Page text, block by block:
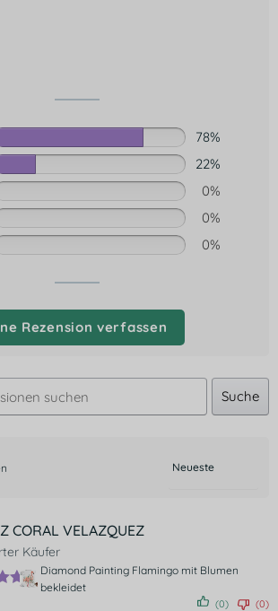
78%
22%
0%
0%
0%
Rezension verfassen
Suche
CORAL VELAZQUEZ
Käufer
Diamond Painting Flamingo mit Blumen
bekleidet
(0) (0)